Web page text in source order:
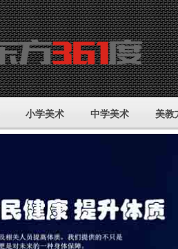
小学美术 中学美术 美教